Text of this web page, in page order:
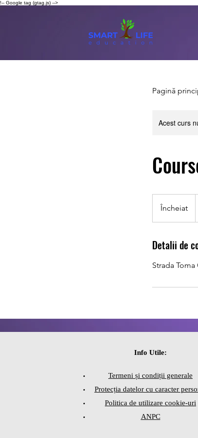
!-- Google tag (gtag.js) -->
Pagină
Acest curs
Încheiat
n
h
i
t
Detalii de
Strada
Info Utile:
Termeni și condiții generale
Protecția datelor cu caracter
Politica de utilizare cookie-uri
ANPC